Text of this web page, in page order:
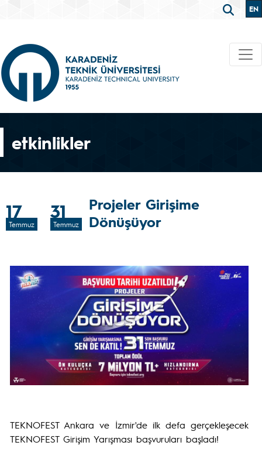
EN
etkinlikler
17
Temmuz
31
Temmuz
Projeler Girişime
Dönüşüyor
TEKNOFEST Ankara ve İzmir'de ilk defa gerçekleşecek
TEKNOFEST Girişim Yarışması başvuruları başladı!